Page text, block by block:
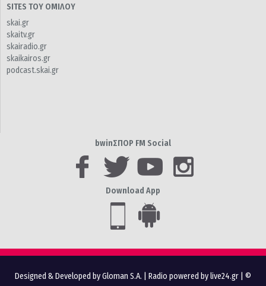
SITES ΤΟΥ ΟΜΙΛΟΥ
skai.gr
skaitv.gr
skairadio.gr
skaikairos.gr
podcast.skai.gr
bwinΣΠΟΡ FM Social
Download App
Designed & Developed by Gloman S.A. Radio powered by live24.gr | ©